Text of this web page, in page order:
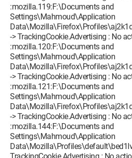
:mozilla.119:F:\Documents and
Settings\Mahmoud\Application
-> TrackingCookie.Advertising : No
:mozilla.120:F:\Documents and
Settings\Mahmoud\Application
-> TrackingCookie.Advertising : No
:mozilla.121:F:\Documents and
Settings\Mahmoud\Application
-> TrackingCookie.Advertising : No
:mozilla.144:F:\Documents and
Settings\Mahmoud\Application